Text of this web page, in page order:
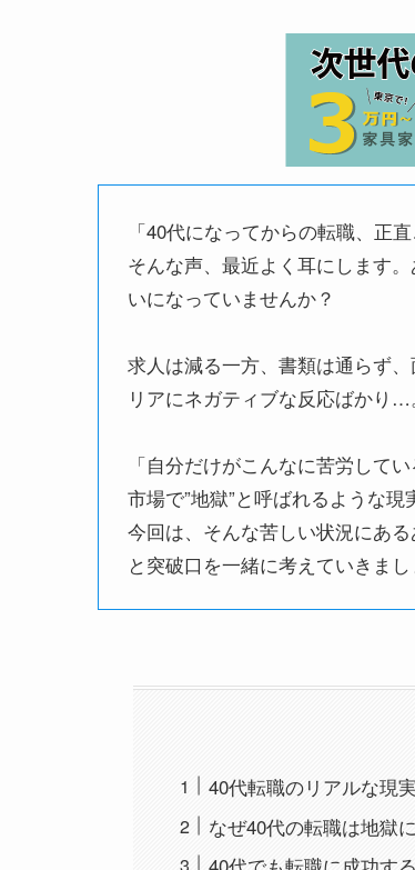
「40代になってからの転職、正
そんな声、最近よく耳にします
いになっていませんか？
求人は減る一方、書類は通らず
リアにネガティブな反応ばかり…。
「自分だけがこんなに苦労して
市場で”地獄”と呼ばれるような現
今回は、そんな苦しい状況にあ
と突破口を一緒に考えていきまし
40代転職のリアルな現
なぜ40代の転職は地獄